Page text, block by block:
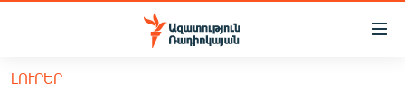
Մատչելիության
հիմնական
ԼՈՒՐԵՐ